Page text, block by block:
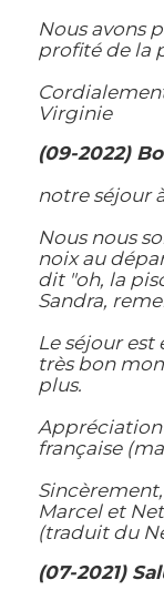
Nous avons
profité de la
Virginie
(09-2022)
notre séjour
Nous nous
noix au
dit "oh, la
Sandra,
Le séjour est
très bon
plus.
Appréciation
française
Sincèrement,
Marcel et
(traduit du
(07-2021)